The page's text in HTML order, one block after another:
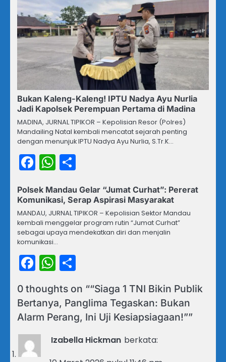
Bukan Kaleng-Kaleng! IPTU Nadya Ayu Nurlia
Jadi Kapolsek Perempuan Pertama di Madina
MADINA, JURNAL TIPIKOR – Kepolisian Resor (Polres)
Mandailing Natal kembali mencatat sejarah penting
dengan menunjuk IPTU Nadya Ayu Nurlia, S.Tr.K…
Facebook
WhatsApp
Polsek Mandau Gelar “Jumat Curhat”: Pererat
Komunikasi, Serap Aspirasi Masyarakat
MANDAU, JURNAL TIPIKOR – Kepolisian Sektor Mandau
kembali menggelar program rutin “Jumat Curhat”
sebagai upaya mendekatkan diri dan menjalin
komunikasi…
Facebook
WhatsApp
0 thoughts on ““Siaga 1 TNI Bikin Publik
Bertanya, Panglima Tegaskan: Bukan
Alarm Perang, Ini Uji Kesiapsiagaan!””
Izabella Hickman berkata: